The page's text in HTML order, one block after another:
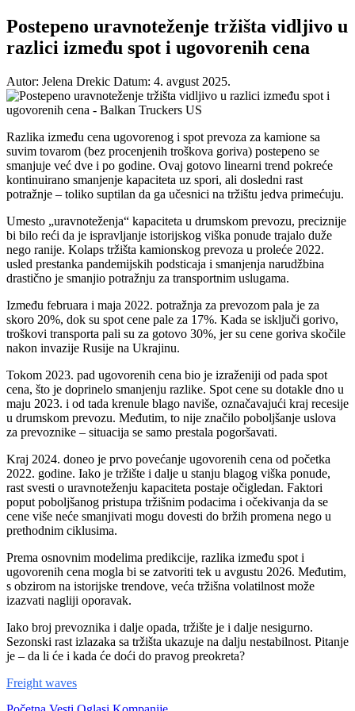
Postepeno uravnoteženje tržišta vidljivo u
razlici između spot i ugovorenih cena
Autor: Jelena Drekic Datum: 4. avgust 2025.
Razlika između cena ugovorenog i spot prevoza za kamione sa
suvim tovarom (bez procenjenih troškova goriva) postepeno se
smanjuje već dve i po godine. Ovaj gotovo linearni trend pokreće
kontinuirano smanjenje kapaciteta uz spori, ali dosledni rast
potražnje – toliko suptilan da ga učesnici na tržištu jedva primećuju.
Umesto „uravnoteženja“ kapaciteta u drumskom prevozu, preciznije
bi bilo reći da je ispravljanje istorijskog viška ponude trajalo duže
nego ranije. Kolaps tržišta kamionskog prevoza u proleće 2022.
usled prestanka pandemijskih podsticaja i smanjenja narudžbina
drastično je smanjio potražnju za transportnim uslugama.
Između februara i maja 2022. potražnja za prevozom pala je za
skoro 20%, dok su spot cene pale za 17%. Kada se isključi gorivo,
troškovi transporta pali su za gotovo 30%, jer su cene goriva skočile
nakon invazije Rusije na Ukrajinu.
Tokom 2023. pad ugovorenih cena bio je izraženiji od pada spot
cena, što je doprinelo smanjenju razlike. Spot cene su dotakle dno u
maju 2023. i od tada krenule blago naviše, označavajući kraj recesije
u drumskom prevozu. Međutim, to nije značilo poboljšanje uslova
za prevoznike – situacija se samo prestala pogoršavati.
Kraj 2024. doneo je prvo povećanje ugovorenih cena od početka
2022. godine. Iako je tržište i dalje u stanju blagog viška ponude,
rast svesti o uravnoteženju kapaciteta postaje očigledan. Faktori
poput poboljšanog pristupa tržišnim podacima i očekivanja da se
cene više neće smanjivati mogu dovesti do bržih promena nego u
prethodnim ciklusima.
Prema osnovnim modelima predikcije, razlika između spot i
ugovorenih cena mogla bi se zatvoriti tek u avgustu 2026. Međutim,
s obzirom na istorijske trendove, veća tržišna volatilnost može
izazvati nagliji oporavak.
Iako broj prevoznika i dalje opada, tržište je i dalje nesigurno.
Sezonski rast izlazaka sa tržišta ukazuje na dalju nestabilnost. Pitanje
je – da li će i kada će doći do pravog preokreta?
Freight waves